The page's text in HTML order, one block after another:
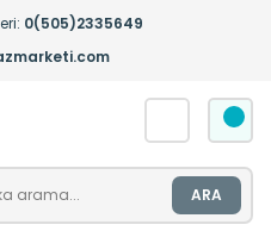
0(505)2335649
ARA